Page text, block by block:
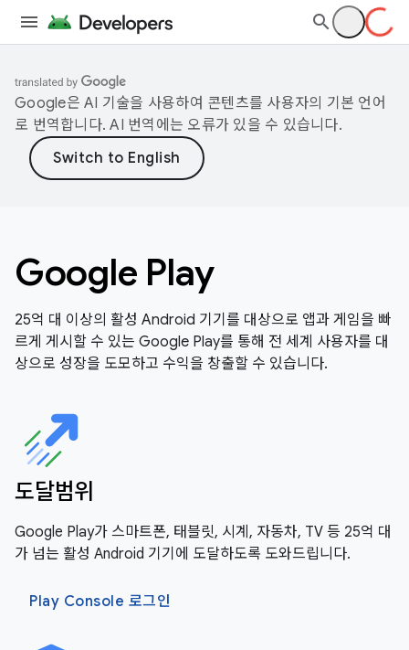
Google은 AI 기술을 사용하여 콘텐츠를 사용자의 기본 언어
로 번역합니다. AI 번역에는 오류가 있을 수 있습니다.
Google Play
25억 대 이상의 활성 Android 기기를 대상으로 앱과 게임을 빠
르게 게시할 수 있는 Google Play를 통해 전 세계 사용자를 대
상으로 성장을 도모하고 수익을 창출할 수 있습니다.
도달범위
Google Play가 스마트폰, 태블릿, 시계, 자동차, TV 등 25억 대
가 넘는 활성 Android 기기에 도달하도록 도와드립니다.
Play Console 로그인